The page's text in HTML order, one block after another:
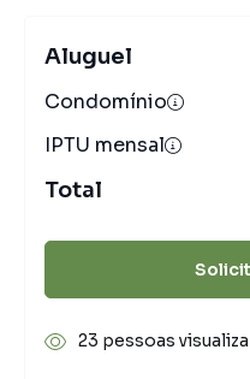
Aluguel
Condomínio
IPTU mensal
Total
23 pessoas